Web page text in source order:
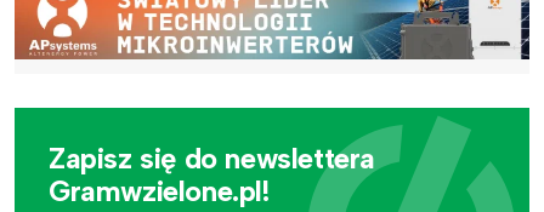
Zapisz się do newslettera
Gramwzielone.pl!